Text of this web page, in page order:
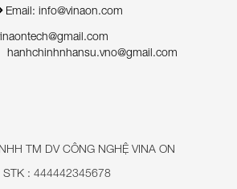
Email: info@vinaon.com
vinaontech@gmail.com
TM DV CÔNG NGHỆ VINA ON
STK : 444442345678